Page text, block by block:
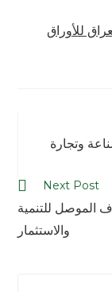
للأوراق
وتجارة
Next Post
الموصل للتنمية
والاستثمار